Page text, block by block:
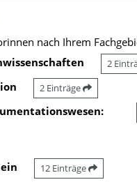
nach Ihrem
2
2 Einträge
12 Einträge